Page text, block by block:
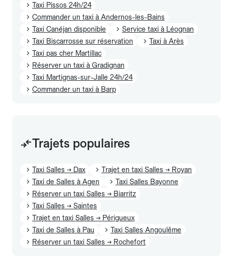
Taxi Pissos 24h/24
Commander un taxi à Andernos-les-Bains
Taxi Canéjan disponible
Service taxi à Léognan
Taxi Biscarrosse sur réservation
Taxi à Arès
Taxi pas cher Martillac
Réserver un taxi à Gradignan
Taxi Martignas-sur-Jalle 24h/24
Commander un taxi à Barp
Trajets populaires
Taxi Salles → Dax
Trajet en taxi Salles → Royan
Taxi de Salles à Agen
Taxi Salles Bayonne
Réserver un taxi Salles → Biarritz
Taxi Salles → Saintes
Trajet en taxi Salles → Périgueux
Taxi de Salles à Pau
Taxi Salles Angoulême
Réserver un taxi Salles → Rochefort